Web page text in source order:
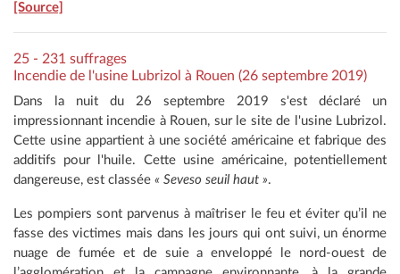
[Source]
25 - 231 suffrages
Incendie de l'usine Lubrizol à Rouen (26 septembre 2019)
Dans la nuit du 26 septembre 2019 s'est déclaré un
impressionnant incendie à Rouen, sur le site de l'usine Lubrizol.
Cette usine appartient à une société américaine et fabrique des
additifs pour l'huile. Cette usine américaine, potentiellement
dangereuse, est classée « Seveso seuil haut ».
Les pompiers sont parvenus à maîtriser le feu et éviter qu’il ne
fasse des victimes mais dans les jours qui ont suivi, un énorme
nuage de fumée et de suie a enveloppé le nord-ouest de